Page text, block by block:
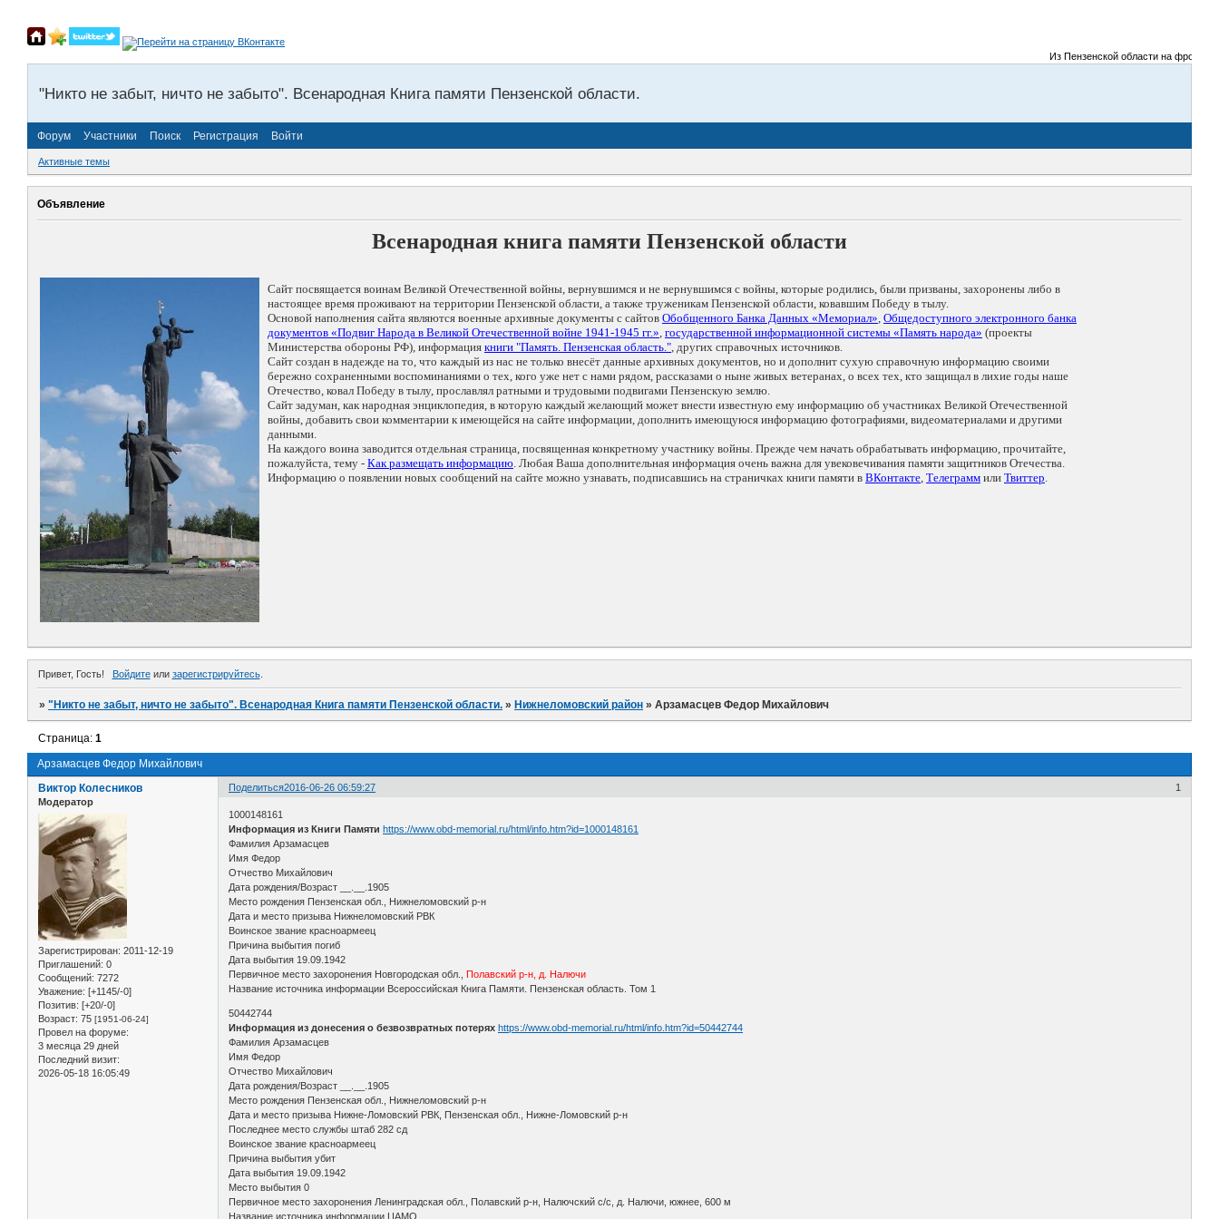
Из Пензенской области на фронты
"Никто не забыт, ничто не забыто". Всенародная Книга памяти Пензенской области.
Форум Участники Поиск Регистрация Войти
Активные темы
Объявление
Всенародная книга памяти Пензенской области
Сайт посвящается воинам Великой Отечественной войны, вернувшимся и не вернувшимся с войны, которые родились, были призваны, захоронены либо в
настоящее время проживают на территории Пензенской области, а также труженикам Пензенской области, ковавшим Победу в тылу.
Основой наполнения сайта являются военные архивные документы с сайтов Обобщенного Банка Данных «Мемориал», Общедоступного электронного банка
документов «Подвиг Народа в Великой Отечественной войне 1941-1945 гг.», государственной информационной системы «Память народа» (проекты
Министерства обороны РФ), информация книги "Память. Пензенская область.", других справочных источников.
Сайт создан в надежде на то, что каждый из нас не только внесёт данные архивных документов, но и дополнит сухую справочную информацию своими
бережно сохраненными воспоминаниями о тех, кого уже нет с нами рядом, рассказами о ныне живых ветеранах, о всех тех, кто защищал в лихие годы наше
Отечество, ковал Победу в тылу, прославлял ратными и трудовыми подвигами Пензенскую землю.
Сайт задуман, как народная энциклопедия, в которую каждый желающий может внести известную ему информацию об участниках Великой Отечественной
войны, добавить свои комментарии к имеющейся на сайте информации, дополнить имеющуюся информацию фотографиями, видеоматериалами и другими
данными.
На каждого воина заводится отдельная страница, посвященная конкретному участнику войны. Прежде чем начать обрабатывать информацию, прочитайте,
пожалуйста, тему - Как размещать информацию. Любая Ваша дополнительная информация очень важна для увековечивания памяти защитников Отечества.
Информацию о появлении новых сообщений на сайте можно узнавать, подписавшись на страничках книги памяти в ВКонтакте, Телеграмм или Твиттер.
Привет, Гость! Войдитеили зарегистрируйтесь.
»"Никто не забыт, ничто не забыто". Всенародная Книга памяти Пензенской области. » Нижнеломовский район »Арзамасцев Федор Михайлович
Арзамасцев Федор Михайлович
Страница:1
Поделиться 1
2016-06-26 06:59:27
Виктор Колесников
Модератор
Зарегистрирован: 2011-12-19
Приглашений: 0
Сообщений: 7272
Уважение: [+1145/-0]
Позитив: [+20/-0]
Возраст: 75 [1951-06-24]
Провел на форуме:
3 месяца 29 дней
Последний визит:
2026-05-18 16:05:49
1000148161
Информация из Книги Памяти https://www.obd-memorial.ru/html/info.htm?id=1000148161
Фамилия Арзамасцев
Имя Федор
Отчество Михайлович
Дата рождения/Возраст __.__.1905
Место рождения Пензенская обл., Нижнеломовский р-н
Дата и место призыва Нижнеломовский РВК
Воинское звание красноармеец
Причина выбытия погиб
Дата выбытия 19.09.1942
Первичное место захоронения Новгородская обл.,Полавский р-н, д. Налючи
Название источника информации Всероссийская Книга Памяти. Пензенская область. Том 1
50442744
Информация из донесения о безвозвратных потерях https://www.obd-memorial.ru/html/info.htm?id=50442744
Фамилия Арзамасцев
Имя Федор
Отчество Михайлович
Дата рождения/Возраст __.__.1905
Место рождения Пензенская обл., Нижнеломовский р-н
Дата и место призыва Нижне-Ломовский РВК, Пензенская обл., Нижне-Ломовский р-н
Последнее место службы штаб 282 сд
Воинское звание красноармеец
Причина выбытия убит
Дата выбытия 19.09.1942
Место выбытия 0
Первичное место захоронения Ленинградская обл., Полавский р-н, Налючский с/с, д. Налючи, южнее, 600 м
Название источника информации ЦАМО